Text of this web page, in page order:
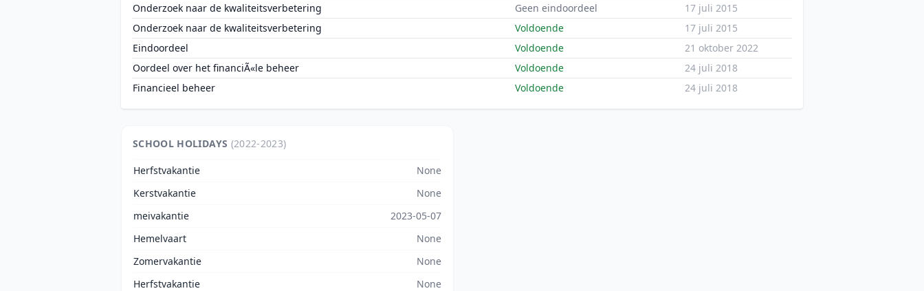
Onderzoek naar de kwaliteitsverbetering
Geen eindoordeel
17 juli 2015
Onderzoek naar de kwaliteitsverbetering
Voldoende
17 juli 2015
Eindoordeel
Voldoende
21 oktober 2022
Oordeel over het financiÃ«le beheer
Voldoende
24 juli 2018
Financieel beheer
Voldoende 24 juli 2018
SCHOOL HOLIDAYS (2022-2023)
Herfstvakantie
None
Kerstvakantie
None
meivakantie
2023-05-07
Hemelvaart
None
Zomervakantie
None
Herfstvakantie
None